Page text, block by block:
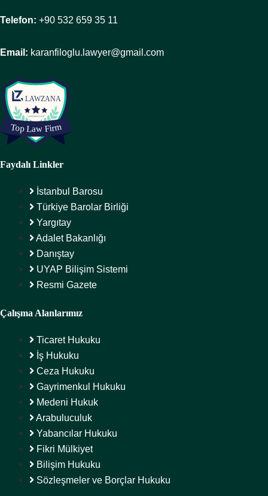
Telefon: +90 532 659 35 11
Email: karanfiloglu.lawyer@gmail.com
Faydalı Linkler
İstanbul Barosu
Türkiye Barolar Birliği
Yargıtay
Adalet Bakanlığı
Danıştay
UYAP Bilişim Sistemi
Resmi Gazete
Çalışma Alanlarımız
Ticaret Hukuku
İş Hukuku
Ceza Hukuku
Gayrimenkul Hukuku
Medeni Hukuk
Arabuluculuk
Yabancılar Hukuku
Fikri Mülkiyet
Bilişim Hukuku
Sözleşmeler ve Borçlar Hukuku